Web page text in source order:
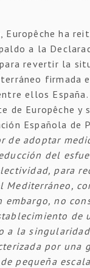
Europêche ha
a la
revertir la
firmada
ellos España.
de Europêche y
Española de
de adoptar
del
para
Mediterráneo,
embargo, no
de
a la
por una
pequeña